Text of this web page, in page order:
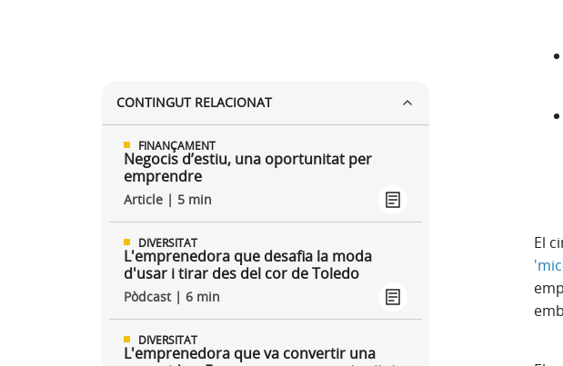
CONTINGUT RELACIONAT
FINANÇAMENT
Negocis d’estiu, una oportunitat per
emprendre
Article | 5 min
DIVERSITAT
L'emprenedora que desafia la moda
d'usar i tirar des del cor de Toledo
Pòdcast | 6 min
DIVERSITAT
L'emprenedora que va convertir una
El